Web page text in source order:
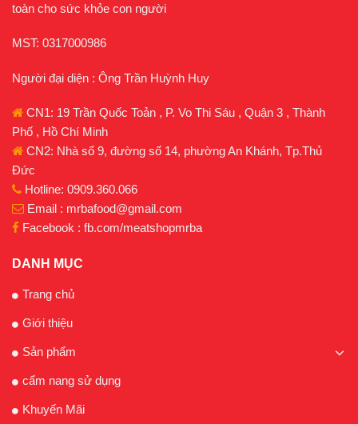
toàn cho sức khỏe con người
MST: 0317000986
Người đại diện : Ông Trần Huỳnh Huy
CN1: 19 Trần Quốc Toản , P. Vo Thi Sáu , Quận 3 , Thành
Phố , Hồ Chí Minh
CN2: Nhà số 9, đường số 14, phường An Khánh, Tp.Thủ
Đức
Hotline: 0909.360.066
Email : mrbafood@gmail.com
Facebook : fb.com/meatshopmrba
DANH MỤC
Trang chủ
Giới thiệu
Sản phẩm
cẩm nang sử dụng
Khuyến Mãi